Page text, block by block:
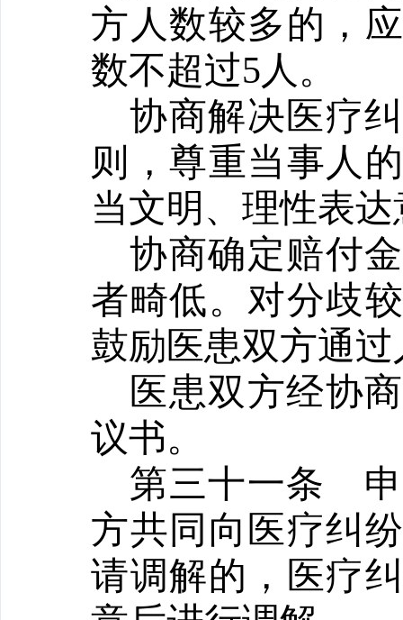
方人数较多的，
数不超过5人。
协商解决医疗
则，尊重当事人
当文明、理性表
协商确定赔付
者畸低。对分歧
鼓励医患双方通
医患双方经协
议书。
第三十一条
方共同向医疗纠
请调解的，医疗